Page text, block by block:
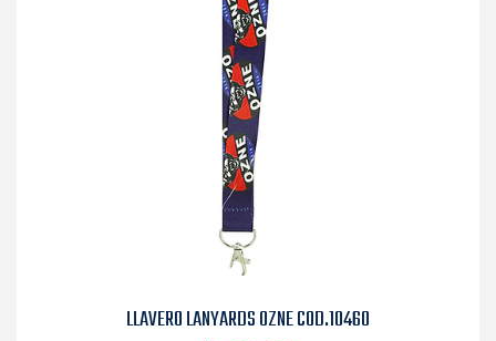
LLAVERO LANYARDS OZNE COD.10460